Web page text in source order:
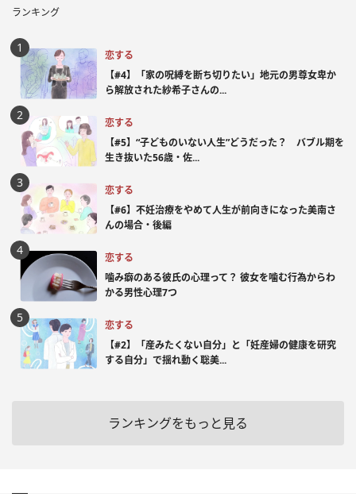
ランキング
恋する
【#4】「家の呪縛を断ち切りたい」地元の男尊女卑か
ら解放された紗希子さんの...
恋する
【#5】“子どものいない人生”どうだった？ バブル期を
生き抜いた56歳・佐...
恋する
【#6】不妊治療をやめて人生が前向きになった美南さ
んの場合・後編
恋する
噛み癖のある彼氏の心理って？ 彼女を噛む行為からわ
かる男性心理7つ
恋する
【#2】「産みたくない自分」と「妊産婦の健康を研究
する自分」で揺れ動く聡美...
ランキングをもっと見る